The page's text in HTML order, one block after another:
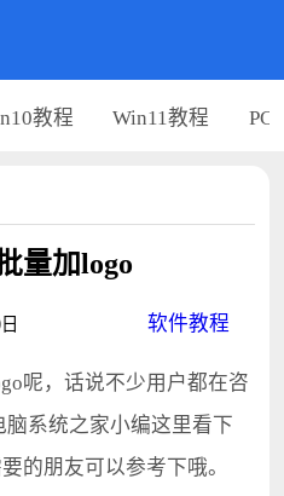
教程 Win11教程 PC
量加logo
软件教程
，话说不少用户都在咨
系统之家小编这里看下
的朋友可以参考下哦。